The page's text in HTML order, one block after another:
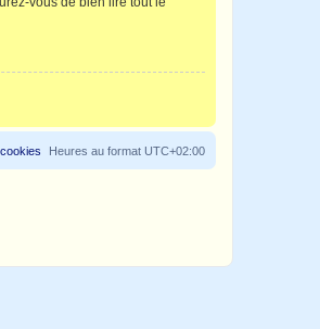
Heures au format UTC+02:00